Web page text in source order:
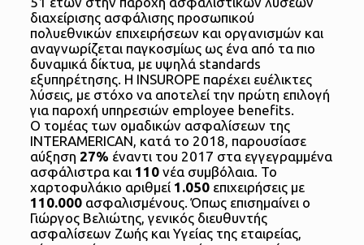
διαχείρισης ασφάλισης προσωπικού
πολυεθνικών επιχειρήσεων και οργανισμών και
αναγνωρίζεται παγκοσμίως ως ένα από τα πιο
δυναμικά δίκτυα, με υψηλά standards
εξυπηρέτησης. Η INSUROPE παρέχει ευέλικτες
λύσεις, με στόχο να αποτελεί την πρώτη επιλογή
για παροχή υπηρεσιών employee benefits.
Ο τομέας των ομαδικών ασφαλίσεων της
INTERAMERICAN, κατά το 2018, παρουσίασε
αύξηση 27% έναντι του 2017 στα εγγεγραμμένα
ασφάλιστρα και 110νέα συμβόλαια. Το
χαρτοφυλάκιο αριθμεί 1.050επιχειρήσεις με
110.000ασφαλισμένους. Όπως επισημαίνει ο
Γιώργος Βελιώτης, γενικός διευθυντής
ασφαλίσεων Ζωής και Υγείας της εταιρείας,